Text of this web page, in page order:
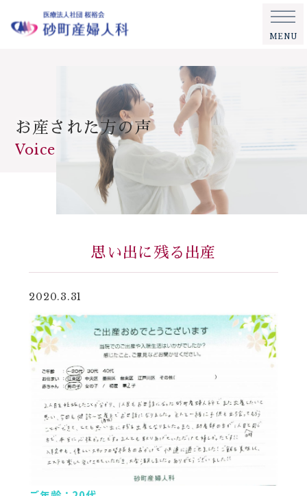
MENU
お産された方の声
Voice
思い出に残る出産
2020.3.31